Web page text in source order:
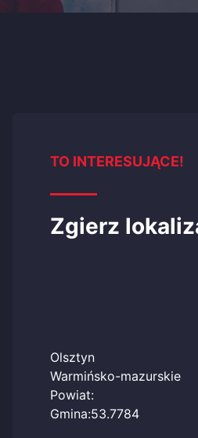
TO INTERESUJĄCE!
Zgierz
Olsztyn
Warmińsko-mazurskie
Powiat:
Gmina:53.7784